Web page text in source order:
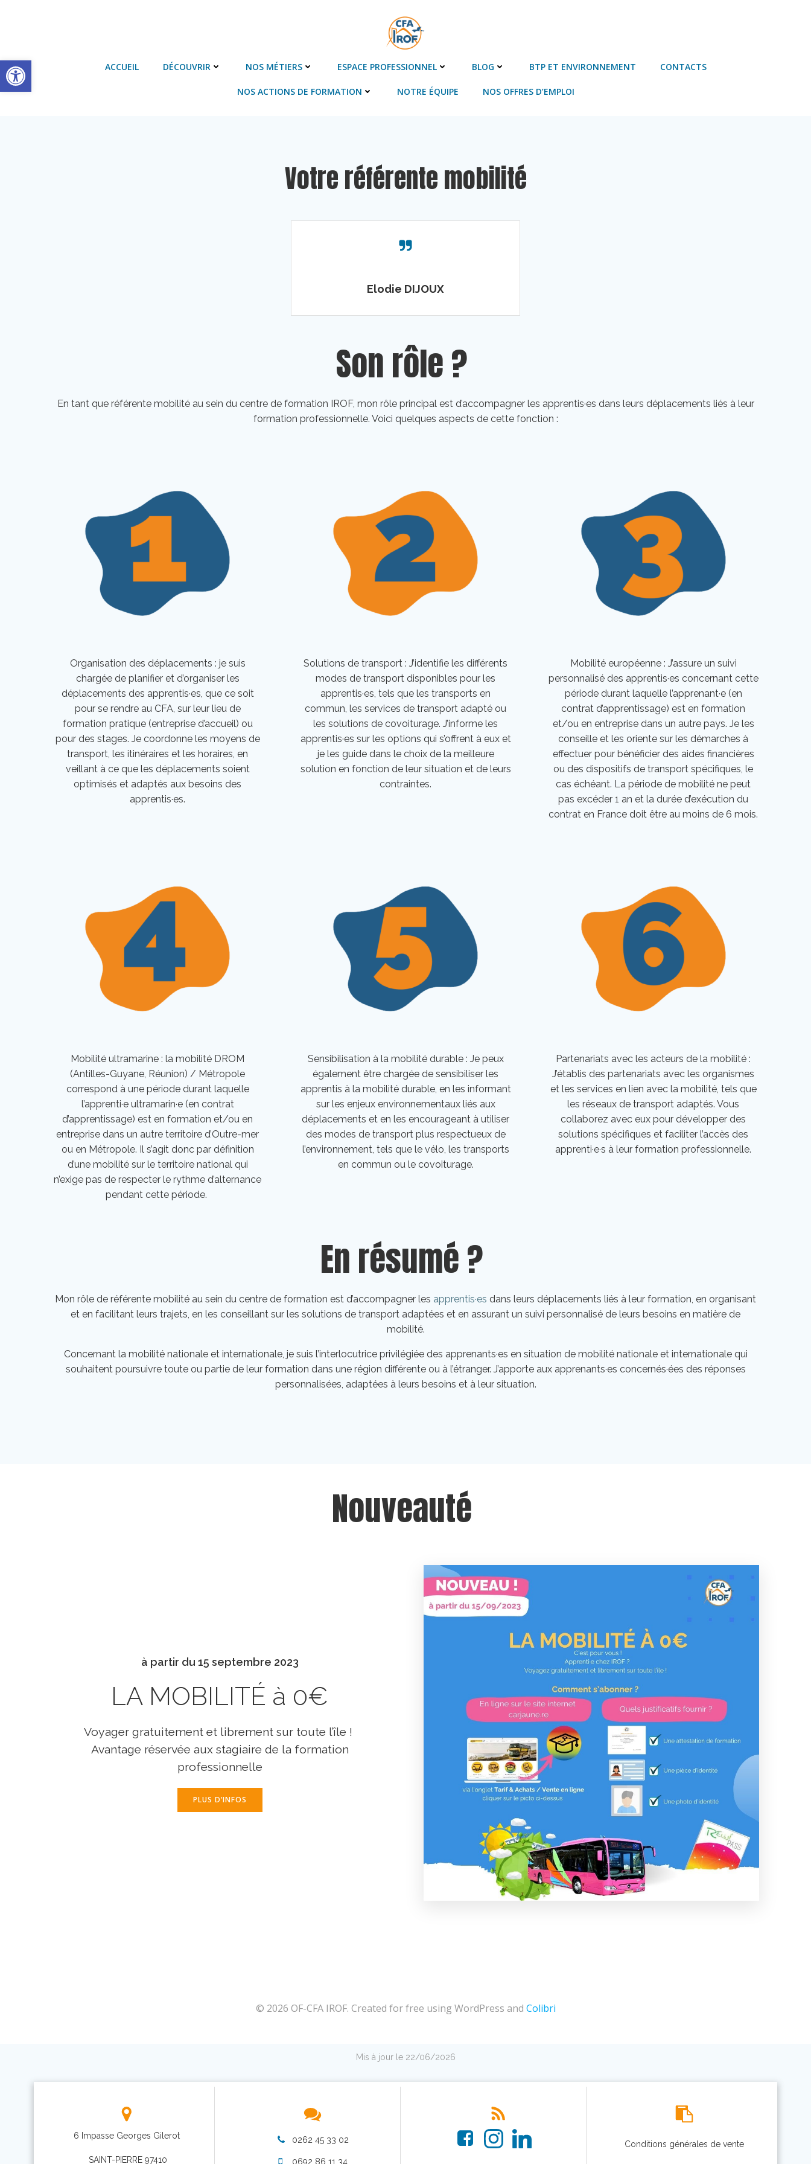
Ouvrir la barre d’outils ACCUEIL DÉCOUVRIR NOS MÉTIERS ESPACE PROFESSIONNEL BLOG BTP ET ENVIRONNEMENT CONTACTS
NOS ACTIONS DE FORMATION NOTRE ÉQUIPE NOS OFFRES D’EMPLOI
Votre référente mobilité
Elodie DIJOUX
Son rôle ?
En tant que référente mobilité au sein du centre de formation IROF, mon rôle principal est d’accompagner les apprentis·es dans leurs déplacements liés à leur
formation professionnelle. Voici quelques aspects de cette fonction :
Organisation des déplacements : je suis
chargée de planifier et d’organiser les
déplacements des apprentis·es, que ce soit
pour se rendre au CFA, sur leur lieu de
formation pratique (entreprise d’accueil) ou
pour des stages. Je coordonne les moyens de
transport, les itinéraires et les horaires, en
veillant à ce que les déplacements soient
optimisés et adaptés aux besoins des
apprentis·es.
Solutions de transport : J’identifie les différents
modes de transport disponibles pour les
apprentis·es, tels que les transports en
commun, les services de transport adapté ou
les solutions de covoiturage. J’informe les
apprentis·es sur les options qui s’offrent à eux et
je les guide dans le choix de la meilleure
solution en fonction de leur situation et de leurs
contraintes.
Mobilité européenne : J’assure un suivi
personnalisé des apprentis·es concernant cette
période durant laquelle l’apprenant·e (en
contrat d’apprentissage) est en formation
et/ou en entreprise dans un autre pays. Je les
conseille et les oriente sur les démarches à
effectuer pour bénéficier des aides financières
ou des dispositifs de transport spécifiques, le
cas échéant. La période de mobilité ne peut
pas excéder 1 an et la durée d’exécution du
contrat en France doit être au moins de 6 mois.
Mobilité ultramarine : la mobilité DROM
(Antilles-Guyane, Réunion) / Métropole
correspond à une période durant laquelle
l’apprenti·e ultramarin·e (en contrat
d’apprentissage) est en formation et/ou en
entreprise dans un autre territoire d’Outre-mer
ou en Métropole. Il s’agit donc par définition
d’une mobilité sur le territoire national qui
n’exige pas de respecter le rythme d’alternance
pendant cette période.
Sensibilisation à la mobilité durable : Je peux
également être chargée de sensibiliser les
apprentis à la mobilité durable, en les informant
sur les enjeux environnementaux liés aux
déplacements et en les encourageant à utiliser
des modes de transport plus respectueux de
l’environnement, tels que le vélo, les transports
en commun ou le covoiturage.
Partenariats avec les acteurs de la mobilité :
J’établis des partenariats avec les organismes
et les services en lien avec la mobilité, tels que
les réseaux de transport adaptés. Vous
collaborez avec eux pour développer des
solutions spécifiques et faciliter l’accès des
apprenti·e·s à leur formation professionnelle.
En résumé ?
Mon rôle de référente mobilité au sein du centre de formation est d’accompagner les apprentis·es dans leurs déplacements liés à leur formation, en organisant
et en facilitant leurs trajets, en les conseillant sur les solutions de transport adaptées et en assurant un suivi personnalisé de leurs besoins en matière de
mobilité.
Concernant la mobilité nationale et internationale, je suis l’interlocutrice privilégiée des apprenants·es en situation de mobilité nationale et internationale qui
souhaitent poursuivre toute ou partie de leur formation dans une région différente ou à l’étranger. J’apporte aux apprenants·es concernés·ées des réponses
personnalisées, adaptées à leurs besoins et à leur situation.
Nouveauté
à partir du 15 septembre 2023
LA MOBILITÉ à 0€
Voyager gratuitement et librement sur toute l’île !
Avantage réservée aux stagiaire de la formation
professionnelle
PLUS D’INFOS
© 2026 OF-CFA IROF. Created for free using WordPress and Colibri
Mis à jour le 22/06/2026
6 Impasse Georges Gilerot
SAINT-PIERRE 97410
0262 45 33 02
0692 86 11 34
Conditions générales de vente